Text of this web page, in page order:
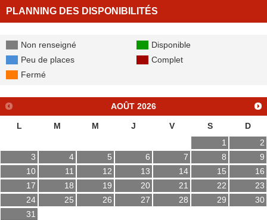
PLANNING DES DISPONIBILITÉS
Non renseigné
Disponible
Peu de places
Complet
Fermé
AOÛT 2026
L M M J V S
D
1
2
3
4 5 6 7 8
9
10
11 12 13 14 15
16
17
18 19 20 21 22
23
24
25 26 27 28 29
30
31